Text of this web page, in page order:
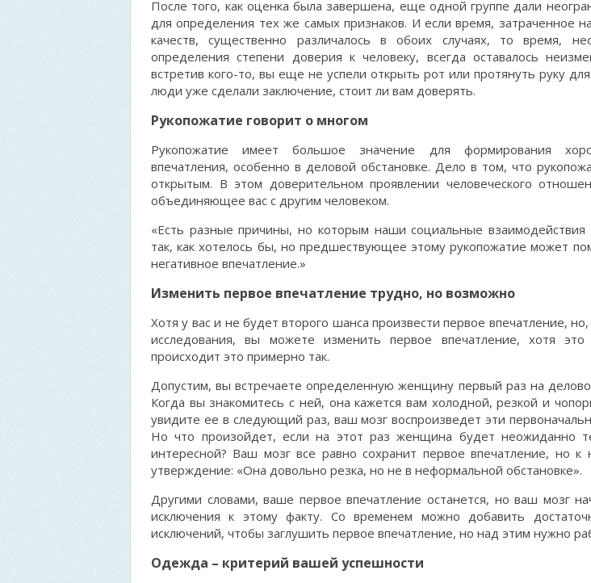
После того, как оценка была завершена, еще одной группе дали
для определения тех же самых признаков. И если время, затраченное
качеств, существенно различалось в обоих случаях, то время,
определения степени доверия к человеку, всегда оставалось
встретив кого-то, вы еще не успели открыть рот или протянуть руку
люди уже сделали заключение, стоит ли вам доверять.
Рукопожатие говорит о многом
Рукопожатие имеет большое значение для формирования
впечатления, особенно в деловой обстановке. Дело в том, что
открытым. В этом доверительном проявлении человеческого
объединяющее вас с другим человеком.
«Есть разные причины, но которым наши социальные взаимодействия
так, как хотелось бы, но предшествующее этому рукопожатие может
негативное впечатление.»
Изменить первое впечатление трудно, но возможно
Хотя у вас и не будет второго шанса произвести первое впечатление,
исследования, вы можете изменить первое впечатление, хотя
происходит это примерно так.
Допустим, вы встречаете определенную женщину первый раз на
Когда вы знакомитесь с ней, она кажется вам холодной, резкой и
увидите ее в следующий раз, ваш мозг воспроизведет эти
Но что произойдет, если на этот раз женщина будет неожиданно
интересной? Ваш мозг все равно сохранит первое впечатление, но к
утверждение: «Она довольно резка, но не в неформальной обстановке».
Другими словами, ваше первое впечатление останется, но ваш мозг
исключения к этому факту. Со временем можно добавить
исключений, чтобы заглушить первое впечатление, но над этим нужно
Одежда – критерий вашей успешности